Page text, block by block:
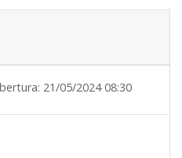
21/05/2024 08:30